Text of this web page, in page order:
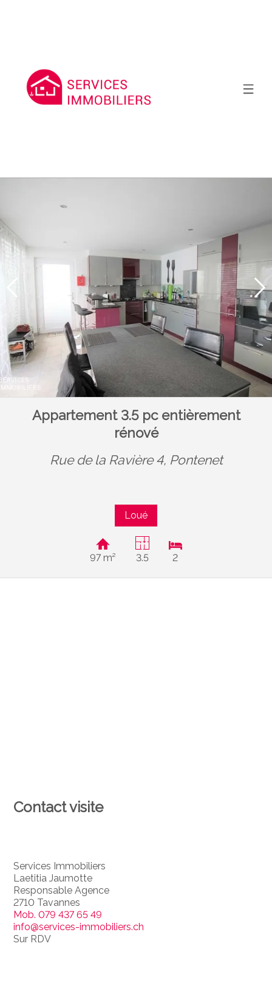
Appartement 3.5 pc entièrement
rénové
Rue de la Ravière 4, Pontenet
Loué
97 m² 3.5 2
Contact visite
Services Immobiliers
Laetitia Jaumotte
Responsable Agence
2710 Tavannes
Mob.079 437 65 49
info@services-immobiliers.ch
Sur RDV